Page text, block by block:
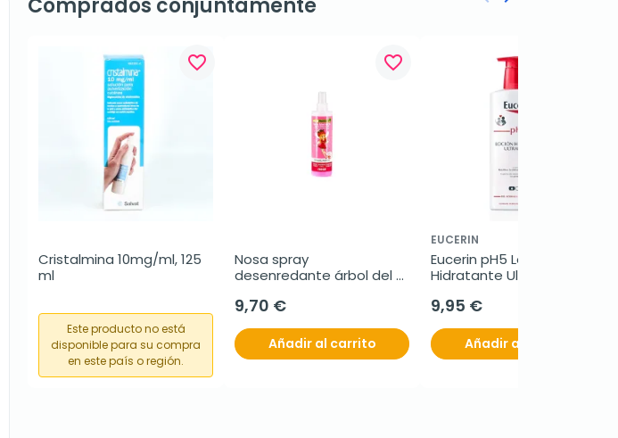
Comprados conjuntamente
favorite_border
Cristalmina 10mg/ml, 125
ml
Este producto no está
disponible para su compra
en este país o región.
favorite_border
Nosa spray
desenredante árbol del
9,70 €
Añadir al carrito
EUCERIN
Eucerin pH5 Loción
Hidratante Ultraligera,
9,95 €
Añadir al carrito
Anterior
Siguiente